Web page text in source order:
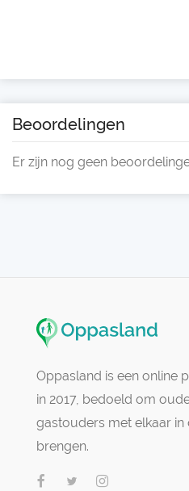
Beoordelingen
Er zijn nog geen
Oppasland is een online
in 2017, bedoeld om
gastouders met elkaar in
brengen.